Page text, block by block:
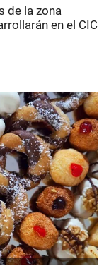
de la zona
en el CIC